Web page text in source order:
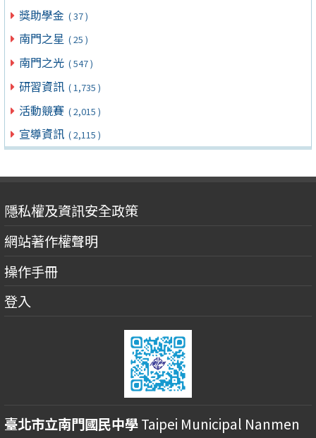
獎助學金 ( 37 )
南門之星 ( 25 )
南門之光 ( 547 )
研習資訊 ( 1,735 )
活動競賽 ( 2,015 )
宣導資訊 ( 2,115 )
隱私權及資訊安全政策
網站著作權聲明
操作手冊
登入
臺北市立南門國民中學Taipei Municipal Nanmen